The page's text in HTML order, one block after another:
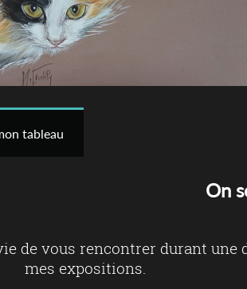
tableau
On
de vous rencontrer durant une
mes expositions.